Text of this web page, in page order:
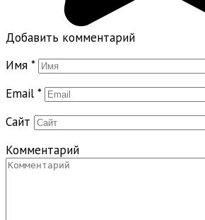
Добавить комментарий
Имя *
Email *
Сайт
Комментарий